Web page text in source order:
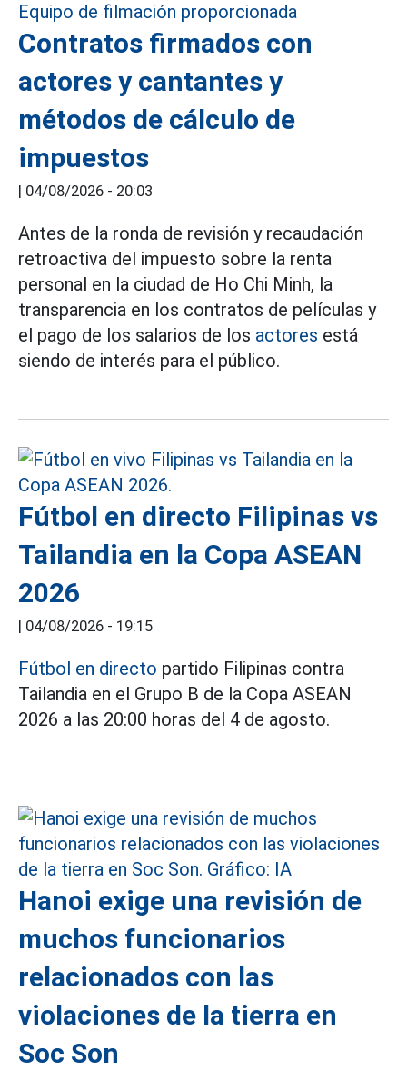
Contratos firmados con
actores y cantantes y
métodos de cálculo de
impuestos
| 04/08/2026 - 20:03
Antes de la ronda de revisión y recaudación
retroactiva del impuesto sobre la renta
personal en la ciudad de Ho Chi Minh, la
transparencia en los contratos de películas y
el pago de los salarios de los actores está
siendo de interés para el público.
Fútbol en directo Filipinas vs
Tailandia en la Copa ASEAN
2026
| 04/08/2026 - 19:15
Fútbol en directo partido Filipinas contra
Tailandia en el Grupo B de la Copa ASEAN
2026 a las 20:00 horas del 4 de agosto.
Hanoi exige una revisión de
muchos funcionarios
relacionados con las
violaciones de la tierra en
Soc Son